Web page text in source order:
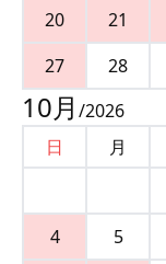
20
21
27
28
10月 /2026
日
月
4
5